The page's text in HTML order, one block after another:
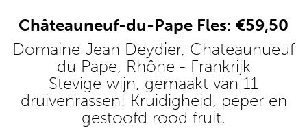
Châteauneuf-du-Pape Fles: €59,50
Domaine Jean Deydier, Chateaunueuf
du Pape, Rhône - Frankrijk
Stevige wijn, gemaakt van 11
druivenrassen! Kruidigheid, peper en
gestoofd rood fruit.